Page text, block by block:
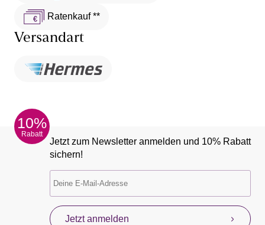
Ratenkauf **
Versandart
10%
Rabatt
Jetzt zum Newsletter anmelden und 10% Rabatt
sichern!
Jetzt anmelden